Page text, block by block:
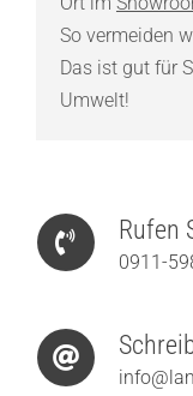
So vermeiden
Das ist gut für
Umwelt!
Rufen
0911-